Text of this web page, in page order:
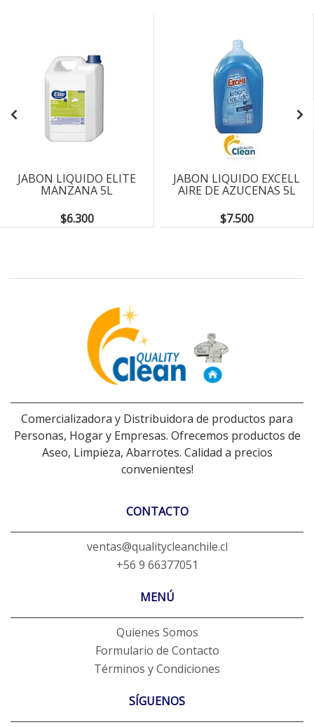
JABON LIQUIDO ELITE
MANZANA 5L
$6.300
JABON LIQUIDO EXCELL
AIRE DE AZUCENAS 5L
$7.500
Comercializadora y Distribuidora de productos para
Personas, Hogar y Empresas. Ofrecemos productos de
Aseo, Limpieza, Abarrotes. Calidad a precios
convenientes!
CONTACTO
ventas@qualitycleanchile.cl
+56 9 66377051
MENÚ
Quienes Somos
Formulario de Contacto
Términos y Condiciones
SÍGUENOS